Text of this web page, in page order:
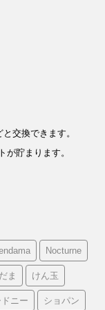
交換できます。
が貯まります。
Nocturne
ま けん玉
ドニー ショパン